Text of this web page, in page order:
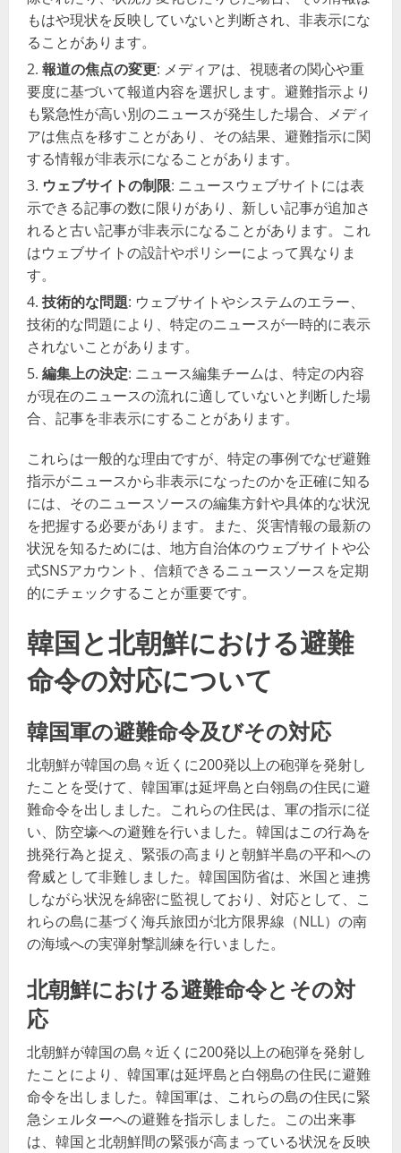
もはや現状を反映していないと判断され、非表示にな
ることがあります。
報道の焦点の変更: メディアは、視聴者の関心や重
要度に基づいて報道内容を選択します。避難指示より
も緊急性が高い別のニュースが発生した場合、メディ
アは焦点を移すことがあり、その結果、避難指示に関
する情報が非表示になることがあります。
ウェブサイトの制限: ニュースウェブサイトには表
示できる記事の数に限りがあり、新しい記事が追加さ
れると古い記事が非表示になることがあります。これ
はウェブサイトの設計やポリシーによって異なりま
す。
技術的な問題: ウェブサイトやシステムのエラー、
技術的な問題により、特定のニュースが一時的に表示
されないことがあります。
編集上の決定: ニュース編集チームは、特定の内容
が現在のニュースの流れに適していないと判断した場
合、記事を非表示にすることがあります。
これらは一般的な理由ですが、特定の事例でなぜ避難
指示がニュースから非表示になったのかを正確に知る
には、そのニュースソースの編集方針や具体的な状況
を把握する必要があります。また、災害情報の最新の
状況を知るためには、地方自治体のウェブサイトや公
式SNSアカウント、信頼できるニュースソースを定期
的にチェックすることが重要です。
韓国と北朝鮮における避難
命令の対応について
韓国軍の避難命令及びその対応
北朝鮮が韓国の島々近くに200発以上の砲弾を発射し
たことを受けて、韓国軍は延坪島と白翎島の住民に避
難命令を出しました。これらの住民は、軍の指示に従
い、防空壕への避難を行いました。韓国はこの行為を
挑発行為と捉え、緊張の高まりと朝鮮半島の平和への
脅威として非難しました。韓国国防省は、米国と連携
しながら状況を綿密に監視しており、対応として、こ
れらの島に基づく海兵旅団が北方限界線（NLL）の南
の海域への実弾射撃訓練を行いました​​。
北朝鮮における避難命令とその対
応
北朝鮮が韓国の島々近くに200発以上の砲弾を発射し
たことにより、韓国軍は延坪島と白翎島の住民に避難
命令を出しました。韓国軍は、これらの島の住民に緊
急シェルターへの避難を指示しました。この出来事
は、韓国と北朝鮮間の緊張が高まっている状況を反映